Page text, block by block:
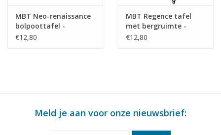
MBT Neo-renaissance
bolpoottafel -
Bouwtekening Schaal 1
€12,80
MBT Regence tafel
met bergruimte -
Bouwtekening Schaal 1
€12,80
Meld je aan voor onze nieuwsbrief: